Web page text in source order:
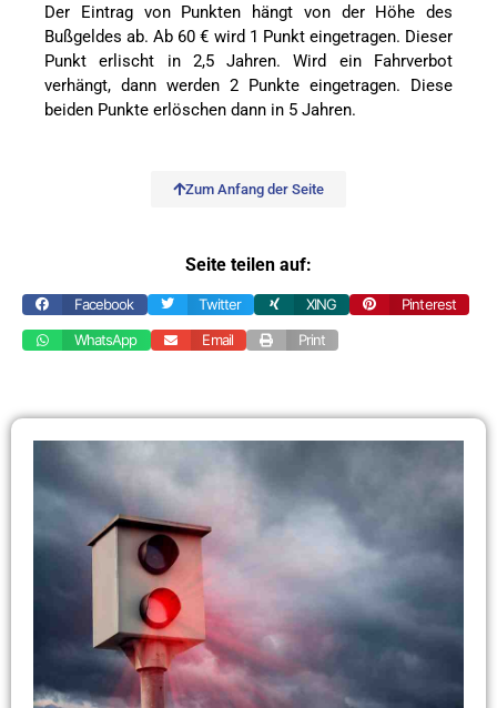
Der Eintrag von Punkten hängt von der Höhe des
Bußgeldes ab. Ab 60 € wird 1 Punkt eingetragen. Dieser
Punkt erlischt in 2,5 Jahren. Wird ein Fahrverbot
verhängt, dann werden 2 Punkte eingetragen. Diese
beiden Punkte erlöschen dann in 5 Jahren.
Zum Anfang der Seite
Seite teilen auf:
Facebook Twitter XING Pinterest
WhatsApp Email Print